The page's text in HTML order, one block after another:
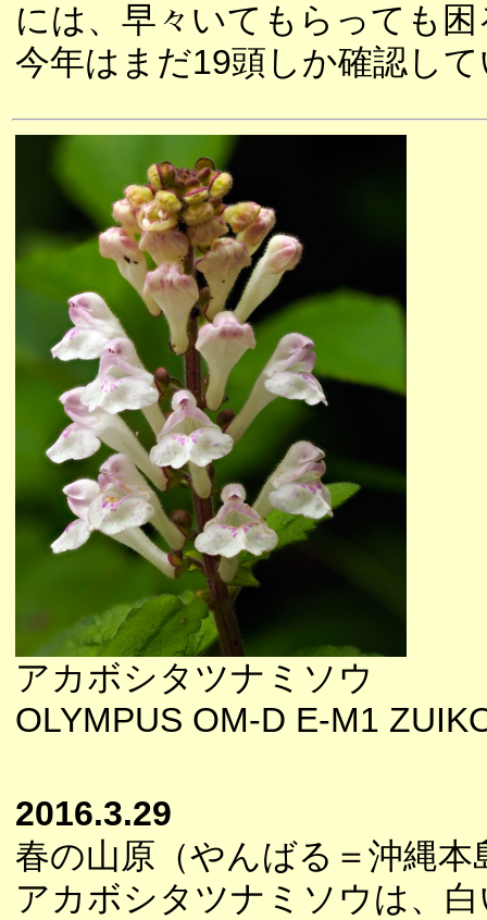
には、早々いてもらっても
今年はまだ19頭しか確認し
アカボシタツナミソウ
OLYMPUS OM-D E-M1
2016.3.29
春の山原（やんばる＝沖縄
アカボシタツナミソウは、